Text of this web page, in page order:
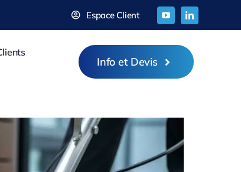
Espace Client
Info et Devis